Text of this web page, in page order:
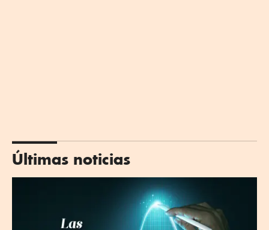
Últimas noticias